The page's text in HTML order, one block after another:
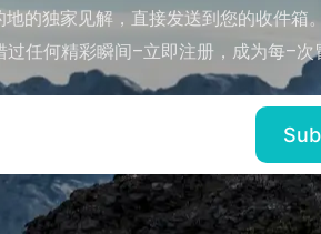
的独家见解，直接发送到您的收件箱
任何精彩瞬间–立即注册，成为每–次